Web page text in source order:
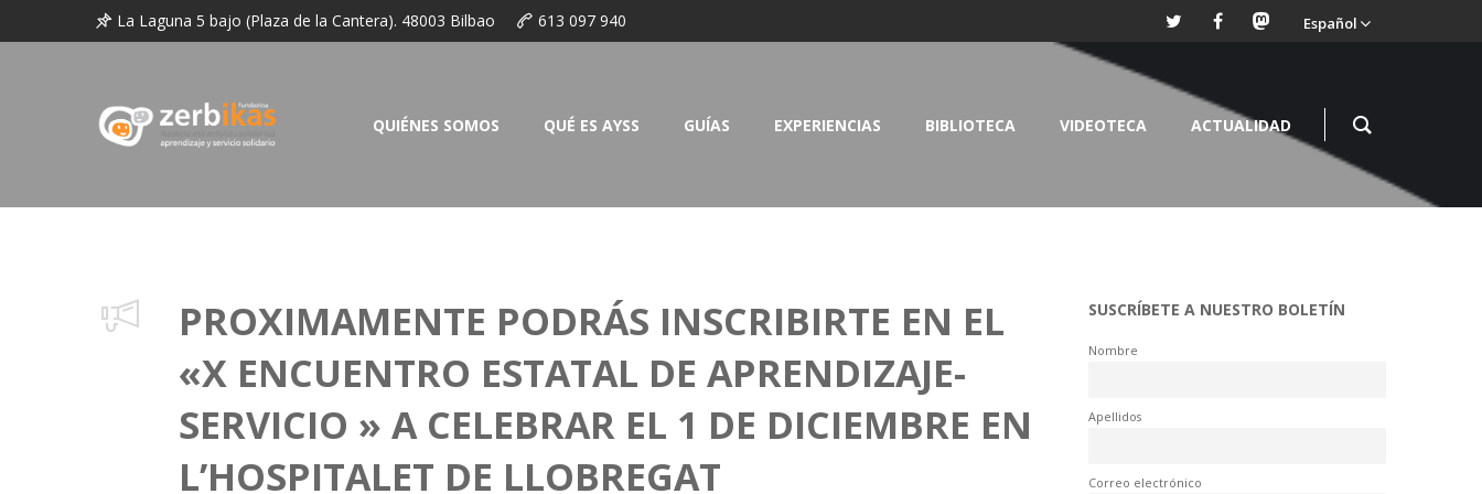
La Laguna 5 bajo (Plaza de la Cantera). 48003 Bilbao 613 097 940 Español
QUIÉNES SOMOS QUÉ ES AYSS GUÍAS EXPERIENCIAS BIBLIOTECA VIDEOTECA ACTUALIDAD
PROXIMAMENTE PODRÁS INSCRIBIRTE EN EL
«X ENCUENTRO ESTATAL DE APRENDIZAJE-
SERVICIO » A CELEBRAR EL 1 DE DICIEMBRE EN
L’HOSPITALET DE LLOBREGAT
SUSCRÍBETE A NUESTRO BOLETÍN
Nombre
Apellidos
Correo electrónico